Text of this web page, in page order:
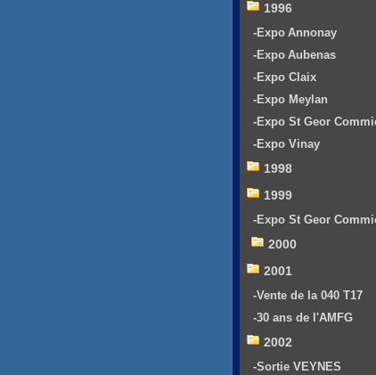
1996
-Expo Annonay
-Expo Aubenas
-Expo Claix
-Expo Meylan
-Expo St Geor
-Expo Vinay
1998
1999
-Expo St Geor
2000
2001
-Vente de la 040 T17
-30 ans de l'AMFG
2002
-Sortie VEYNES